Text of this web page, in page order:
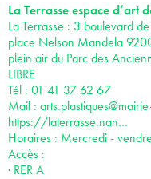
La Terrasse espace d’art
La Terrasse : 3 boulevard
place Nelson Mandela
plein air du Parc des
LIBRE
Tél : 01 41 37 62 67
Mail :
https://laterrasse.nan…
Horaires : Mercredi -
Accès :
· RER A